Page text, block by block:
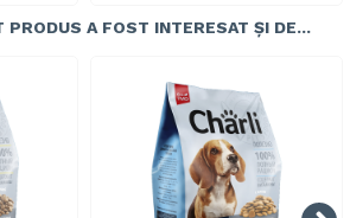
PRODUS A FOST INTERESAT ȘI DE...